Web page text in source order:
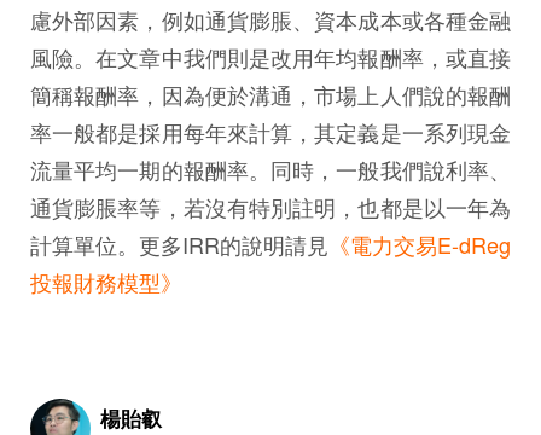
慮外部因素，例如通貨膨脹、資本成本或各種金融
風險。在文章中我們則是改用年均報酬率，或直接
簡稱報酬率，因為便於溝通，市場上人們說的報酬
率一般都是採用每年來計算，其定義是一系列現金
流量平均一期的報酬率。同時，一般我們說利率、
通貨膨脹率等，若沒有特別註明，也都是以一年為
計算單位。更多IRR的說明請見 《電力交易E-dReg
投報財務模型》
楊貽叡